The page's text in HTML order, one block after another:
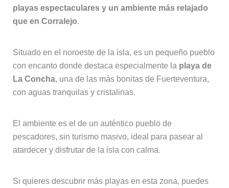
playas espectaculares y un ambiente más relajado
que en Corralejo.
Situado en el noroeste de la isla, es un pequeño pueblo
con encanto donde destaca especialmente la playa de
La Concha, una de las más bonitas de Fuerteventura,
con aguas tranquilas y cristalinas.
El ambiente es el de un auténtico pueblo de
pescadores, sin turismo masivo, ideal para pasear al
atardecer y disfrutar de la isla con calma.
Si quieres descubrir más playas en esta zona, puedes